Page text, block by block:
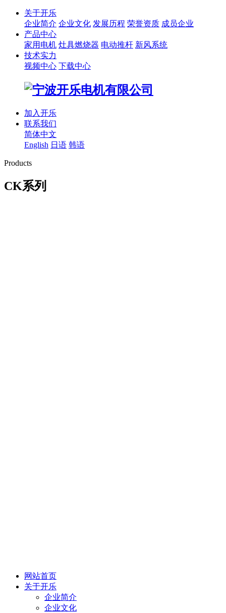
关于开乐
企业简介 企业文化 发展历程 荣誉资质 成员企业
产品中心
家用电机 灶具燃烧器 电动推杆 新风系统
技术实力
视频中心 下载中心
加入开乐
联系我们
简体中文
English 日语 韩语
Products
CK系列
网站首页
关于开乐
企业简介
企业文化